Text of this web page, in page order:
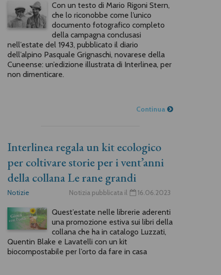
Con un testo di Mario Rigoni Stern,
che lo riconobbe come l’unico
documento fotografico completo
della campagna conclusasi
nell’estate del 1943, pubblicato il diario
dell’alpino Pasquale Grignaschi, novarese della
Cuneense: un’edizione illustrata di Interlinea, per
non dimenticare.
Continua
Interlinea regala un kit ecologico
per coltivare storie per i vent’anni
della collana Le rane grandi
Notizie Notizia pubblicata il 16.06.2023
Quest’estate nelle librerie aderenti
una promozione estiva sui libri della
collana che ha in catalogo Luzzati,
Quentin Blake e Lavatelli con un kit
biocompostabile per l’orto da fare in casa